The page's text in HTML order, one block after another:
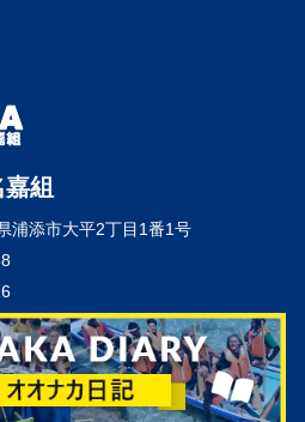
組
浦添市大平2丁目1番1号